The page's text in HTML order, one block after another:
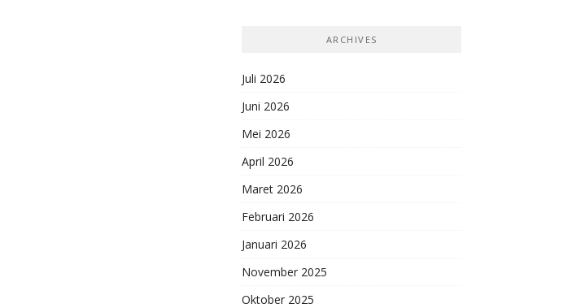
ARCHIVES
Juli 2026
Juni 2026
Mei 2026
April 2026
Maret 2026
Februari 2026
Januari 2026
November 2025
Oktober 2025